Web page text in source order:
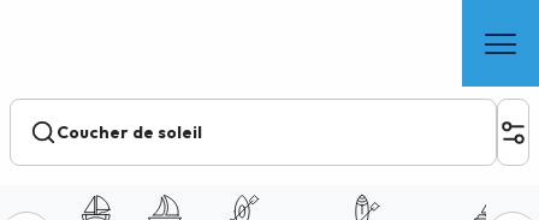
principal